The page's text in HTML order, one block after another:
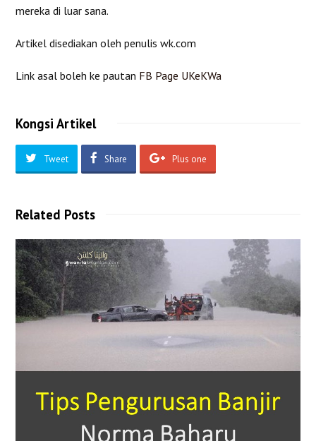
mereka di luar sana.
Artikel disediakan oleh penulis wk.com
Link asal boleh ke pautan FB Page UKeKWa
Kongsi Artikel
Tweet Share Plus one
Related Posts